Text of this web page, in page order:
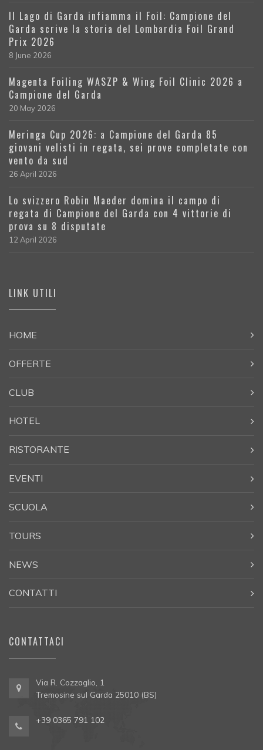
Il Lago di Garda infiamma il Foil: Campione del
Garda scrive la storia del Lombardia Foil Grand
Prix 2026
8 June 2026
Magenta Foiling WASZP & Wing Foil Clinic 2026 a
Campione del Garda
20 May 2026
Meringa Cup 2026: a Campione del Garda 85
giovani velisti in regata, sei prove completate con
vento da sud
26 April 2026
Lo svizzero Robin Maeder domina il campo di
regata di Campione del Garda con 4 vittorie di
prova su 8 disputate
12 April 2026
LINK UTILI
HOME
OFFERTE
CLUB
HOTEL
RISTORANTE
EVENTI
SCUOLA
TOURS
NEWS
CONTATTI
CONTATTACI
Via R. Cozzaglio, 1
Tremosine sul Garda 25010 (BS)
+39 0365 791 102